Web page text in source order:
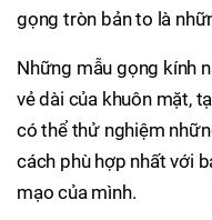
gọng tròn bản to là
Những mẫu gọng kính
vẻ dài của khuôn mặt,
có thể thử nghiệm
cách phù hợp nhất với
mạo của mình.